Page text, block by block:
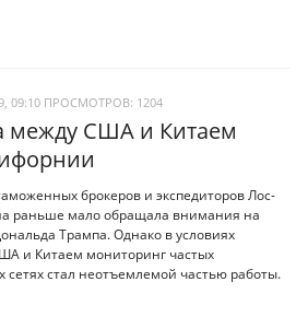
09:10 ПРОСМОТРОВ: 1204
между США и Китаем
брокеров и экспедиторов Лос-
раньше мало обращала внимания на
Трампа. Однако в условиях
и Китаем мониторинг частых
стал неотъемлемой частью работы.